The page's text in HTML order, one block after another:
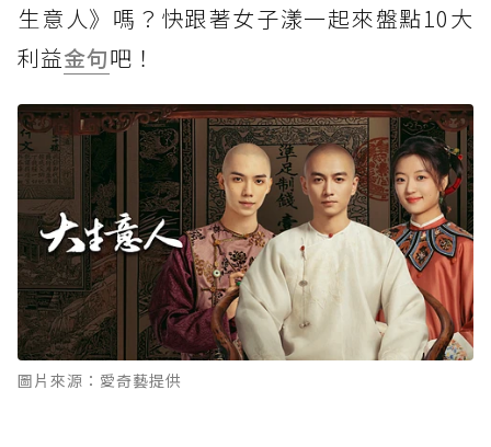
生意人》嗎？快跟著女子漾一起來盤點10大
利益金句吧！
圖片來源：愛奇藝提供